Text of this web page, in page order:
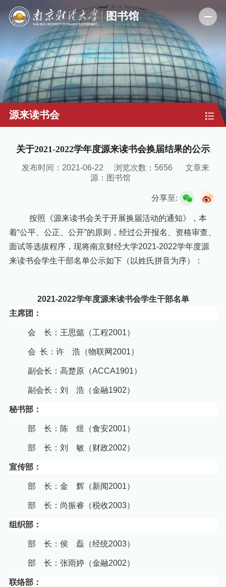
源来读书会
关于2021-2022学年度源来读书会换届结果的公示
发布时间：2021-06-22 浏览次数： 5656
文章来
源：图书馆
分享至:
按照《源来读书会关于开展换届活动的通知》，本
着“公平、公正、公开”的原则，经过公开报名、资格审查、
面试等选拔程序，现将南京财经大学2021-2022学年度源
来读书会学生干部名单公示如下（以姓氏拼音为序）：
2021-2022学年度源来读书会学生干部名单
主席团：
会 长：王思懿（工程2001）
会 长：许 浩（物联网 2001）
副会长：高楚原（ACCA1901）
副会长：刘 浩（金融1902）
秘书部：
部 长： 陈 煜（食安2001）
部 长：刘 敏（财政2002）
宣传部：
部 长：金 辉（新闻2001）
部 长： 尚振睿（税收2003）
组织部：
部 长：侯 磊（经统2003）
部 长：张雨婷（金融2002）
联络部：